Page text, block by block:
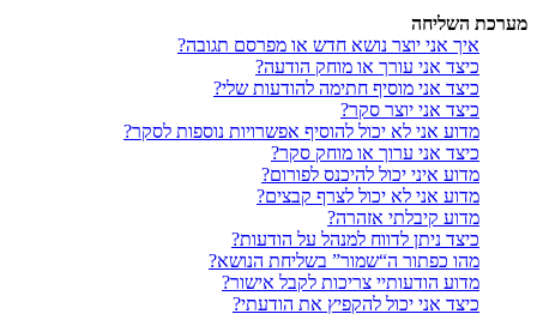
מערכת השליחה
איך אני יוצר נושא חדש או מפרסם תגובה?
כיצד אני עורך או מוחק הודעה?
כיצד אני מוסיף חתימה להודעות שלי?
כיצד אני יוצר סקר?
מדוע אני לא יכול להוסיף אפשרויות נוספות לסקר?
כיצד אני ערוך או מוחק סקר?
מדוע איני יכול להיכנס לפורום?
מדוע אני לא יכול לצרף קבצים?
מדוע קיבלתי אזהרה?
כיצד ניתן לדווח למנהל על הודעות?
מהו כפתור ה“שמור” בשליחת הנושא?
מדוע הודעותיי צריכות לקבל אישור?
כיצד אני יכול להקפיץ את הודעתי?